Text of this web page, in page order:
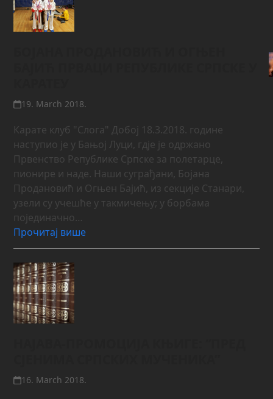
19. March 2018.
Карате клуб "Слога" Добој 18.3.2018. године
наступио је у Бањoj Луци, гдје је одржано
Првенство Републике Српске за полетарце,
пионире и наде. Наши суграђани, Бојана
Продановић и Огњен Бајић, из секције Станари,
узели су учешће у такмичењу; у борбама
појединачно…
Прочитај више
16. March 2018.